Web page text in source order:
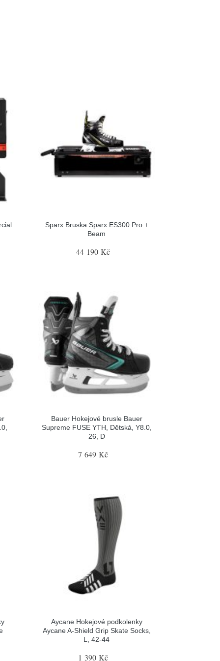
Sparx Bruska Sparx ES300 Pro +
Beam
44 190 Kč
Bauer Hokejové brusle Bauer
Supreme FUSE YTH, Dětská, Y8.0,
26, D
7 649 Kč
Aycane Hokejové podkolenky
Aycane A-Shield Grip Skate Socks,
L, 42-44
1 390 Kč